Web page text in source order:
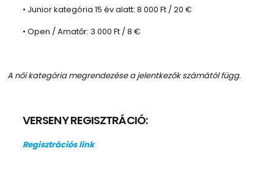
• Junior kategória 15 év alatt: 8 000 Ft / 20 €
• Open / Amatőr: 3 000 Ft / 8 €
A női kategória megrendezése a jelentkezők számától függ.
VERSENY REGISZTRÁCIÓ:
Regisztrációs link